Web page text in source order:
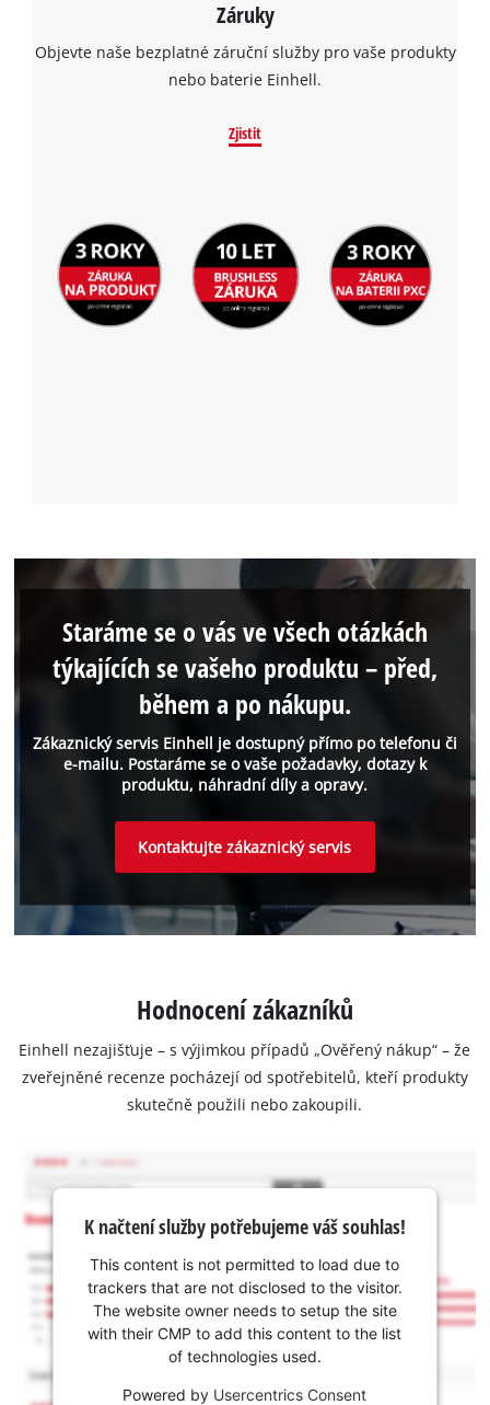
Záruky
Objevte naše bezplatné záruční služby pro vaše produkty
nebo baterie Einhell.
Zjistit
Zákaznický servis Einhell je dostupný přímo po telefonu či
e-mailu. Postaráme se o vaše požadavky, dotazy k
produktu, náhradní díly a opravy.
Staráme se o vás ve všech otázkách
týkajících se vašeho produktu – před,
během a po nákupu.
Kontaktujte zákaznický servis
Hodnocení zákazníků
Einhell nezajišťuje – s výjimkou případů „Ověřený nákup“ – že
zveřejněné recenze pocházejí od spotřebitelů, kteří produkty
skutečně použili nebo zakoupili.
K načtení služby potřebujeme váš souhlas!
This content is not permitted to load due to
trackers that are not disclosed to the visitor.
The website owner needs to setup the site
with their CMP to add this content to the list
of technologies used.
Powered by Usercentrics Consent